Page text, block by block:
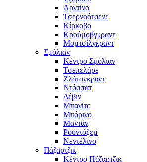
Αρντίνο
Τσερνοότσενε
Κίρκοβο
Κρούμοβγκραντ
Μομτσίλγκραντ
Σμόλιαν
Κέντρο Σμόλιαν
Τσεπελάρε
Ζλάτογκραντ
Ντόσπατ
Δέβιν
Μπανίτε
Μπόρινο
Μαντάν
Ρουντόζεμ
Νεντέλινο
Πάζαρτζικ
Κέντρο Πάζαρτζικ